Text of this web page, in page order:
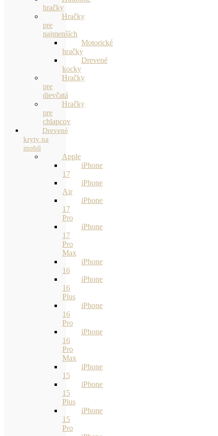
hračky
Hračky
pre
najmenších
Motorické
hračky
Drevené
kocky
Hračky
pre
dievčatá
Hračky
pre
chlapcov
Drevené
kryty na
mobil
Apple
iPhone
17
iPhone
Air
iPhone
17
Pro
iPhone
17
Pro
Max
iPhone
16
iPhone
16
Plus
iPhone
16
Pro
iPhone
16
Pro
Max
iPhone
15
iPhone
15
Plus
iPhone
15
Pro